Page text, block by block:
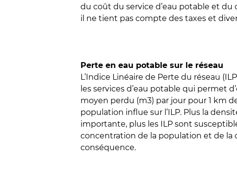
du coût du service d’eau potable et du
il ne tient pas compte des taxes et
Perte en eau potable sur le réseau
L’Indice Linéaire de Perte du réseau
les services d’eau potable qui permet
moyen perdu (m3) par jour pour 1 km
population influe sur l’ILP. Plus la
importante, plus les ILP sont
concentration de la population et de la
conséquence.